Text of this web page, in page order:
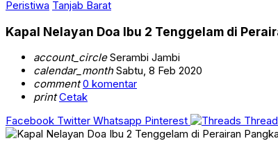
Peristiwa Tanjab Barat
Kapal Nelayan Doa Ibu 2 Tenggelam di
account_circleSerambi Jambi
calendar_monthSabtu, 8 Feb 2020
comment 0 komentar
print Cetak
Facebook Twitter Whatsapp Pinterest